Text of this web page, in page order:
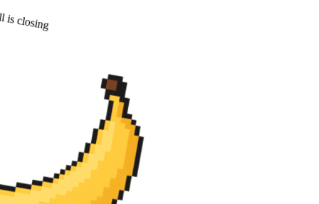
closing